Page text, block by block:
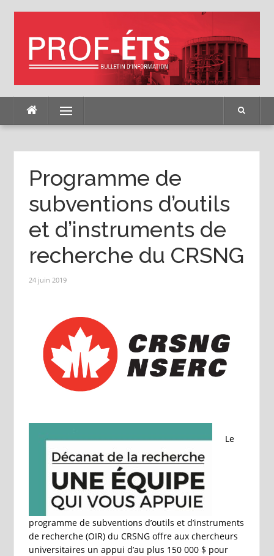
Menu
Programme de
subventions d’outils
et d’instruments de
recherche du CRSNG
24 juin 2019
Le
programme de subventions d’outils et d’instruments
de recherche (OIR) du CRSNG offre aux chercheurs
universitaires un appui d’au plus 150 000 $ pour